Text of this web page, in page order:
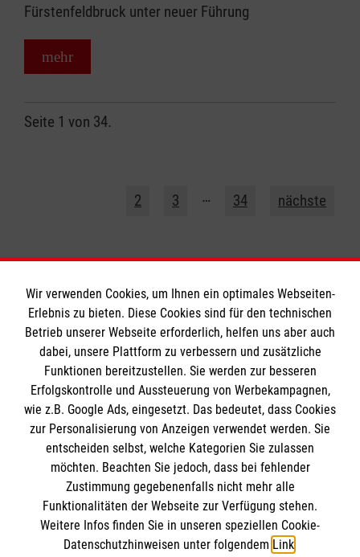
Fürstenfeldbruck unter neuer Führung
mehr
Seite 1 von 34.
2 3 … 34 nächste
Informationen
Impressum
Datenschutz
Kontakt
Barrierefreiheit
Die Malteser
Malteser in Deutschland
Malteserorden
Sharepoint
Spendenkonto
Wir verwenden Cookies, um Ihnen ein optimales Webseiten-
Erlebnis zu bieten. Diese Cookies sind für den technischen
Betrieb unserer Webseite erforderlich, helfen uns aber auch
dabei, unsere Plattform zu verbessern und zusätzliche
Funktionen bereitzustellen. Sie werden zur besseren
Erfolgskontrolle und Aussteuerung von Werbekampagnen,
wie z.B. Google Ads, eingesetzt. Das bedeutet, dass Cookies
zur Personalisierung von Anzeigen verwendet werden. Sie
entscheiden selbst, welche Kategorien Sie zulassen
möchten. Beachten Sie jedoch, dass bei fehlender
Zustimmung gegebenenfalls nicht mehr alle
Funktionalitäten der Webseite zur Verfügung stehen.
Weitere Infos finden Sie in unseren speziellen Cookie-
Datenschutzhinweisen unter folgendem Link.